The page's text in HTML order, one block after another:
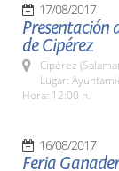
17/08/2017
Presentación
de Cipérez
Cipérez
Lugar:
Hora: 12:00 h.
16/08/2017
Feria